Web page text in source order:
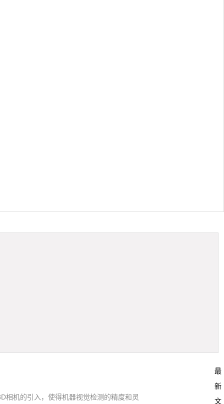
相机的引入，使得机器视觉检测的精度和灵
最
新
文